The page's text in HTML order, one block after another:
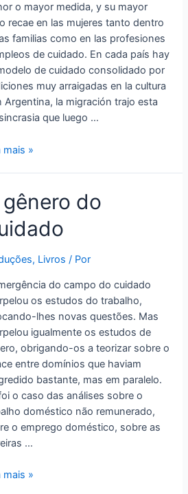
o mayor medida, y su mayor
recae en las mujeres tanto dentro
familias como en las profesiones
de cuidado. En cada país hay
de cuidado consolidado por
muy arraigadas en la cultura
Argentina, la migración trajo esta
que luego …
mais »
gênero do
, Livros / Por
do campo do cuidado
os estudos do trabalho,
lhes novas questões. Mas
igualmente os estudos de
obrigando-os a teorizar sobre o
entre domínios que haviam
bastante, mas em paralelo.
o caso das análises sobre o
doméstico não remunerado,
o emprego doméstico, sobre as
…
mais »